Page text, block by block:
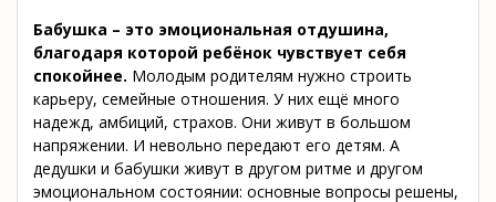
Бабушка – это эмоциональная отдушина,
благодаря которой ребёнок чувствует себя
спокойнее. Молодым родителям нужно строить
карьеру, семейные отношения. У них ещё много
надежд, амбиций, страхов. Они живут в большом
напряжении. И невольно передают его детям. А
дедушки и бабушки живут в другом ритме и другом
эмоциональном состоянии: основные вопросы решены,